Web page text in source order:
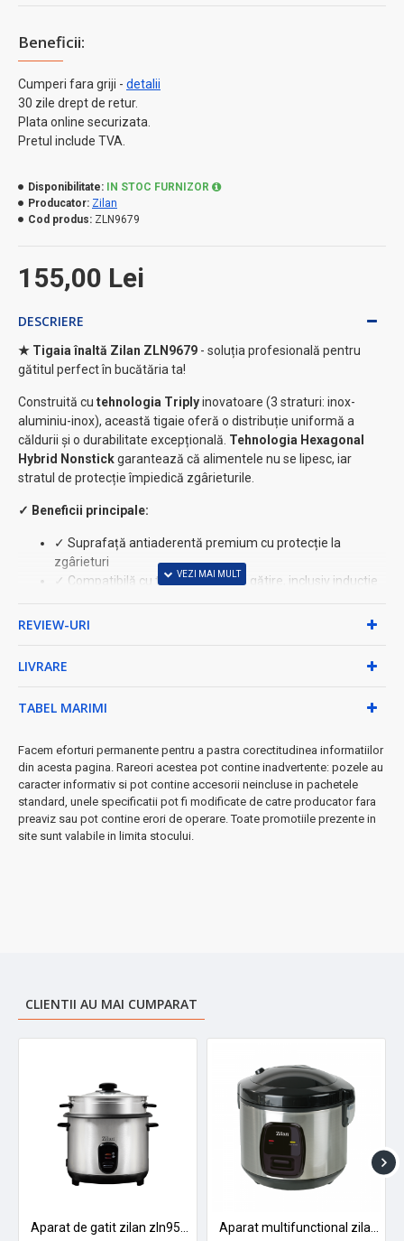
Beneficii:
Cumperi fara griji - detalii
30 zile drept de retur.
Plata online securizata.
Pretul include TVA.
155,00 Lei
Disponibilitate:
IN STOC FURNIZOR
Producator: Zilan
Cod produs: ZLN9679
DESCRIERE
★ Tigaia înaltă Zilan ZLN9679 - soluția profesională pentru
gătitul perfect în bucătăria ta!
Construită cu tehnologia Triplyinovatoare (3 straturi: inox-
aluminiu-inox), această tigaie oferă o distribuție uniformă a
căldurii și o durabilitate excepțională. Tehnologia Hexagonal
Hybrid Nonstickgarantează că alimentele nu se lipesc, iar
stratul de protecție împiedică zgârieturile.
✓ Beneficii principale:
✓ Suprafață antiaderentă premium cu protecție la
zgârieturi
✓ Compatibilă cu toate sursele de gătire, inclusiv inductie
✓ Mânere nituite ergonomice pentru siguranță maximă
✓ Ușor de curățat - compatibilă cu mașina de spălat vase
• Diametru: 26 cm, Capacitate: 3.2L
• Material: Inox premium cu miez de aluminiu
• Design modern și funcțional
• Reținere maximă de temperatură
★ Calitate superioară pentru bucătarii exigente! Investește în
REVIEW-URI
LIVRARE
TABEL MARIMI
Facem eforturi permanente pentru a pastra corectitudinea informatiilor
din acesta pagina. Rareori acestea pot contine inadvertente: pozele au
caracter informativ si pot contine accesorii neincluse in pachetele
standard, unele specificatii pot fi modificate de catre producator fara
preaviz sau pot contine erori de operare. Toate promotiile prezente in
site sunt valabile in limita stocului.
CLIENTII AU MAI CUMPARAT